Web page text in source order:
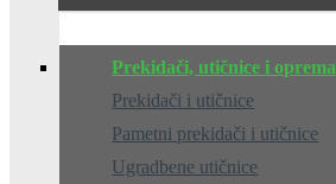
Prekidači, utičnice i oprema
Prekidači i utičnice
Pametni prekidači i utičnice
Ugradbene utičnice